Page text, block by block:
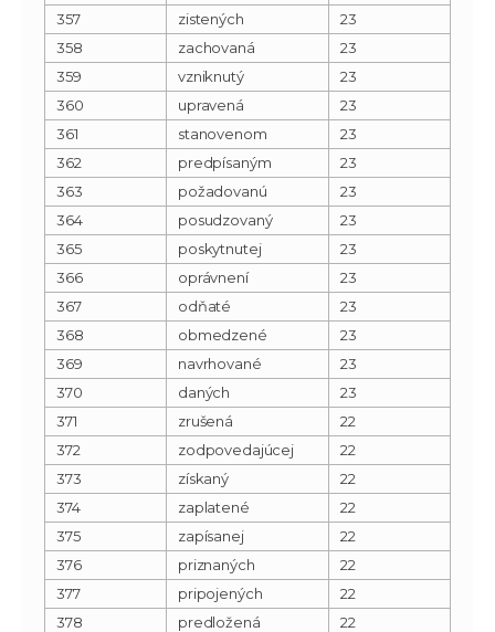
357
zistených
23
358
zachovaná
23
359
vzniknutý
23
360
upravená
23
361
stanovenom
23
362
predpísaným
23
363
požadovanú
23
364
posudzovaný
23
365
poskytnutej
23
366
oprávnení
23
367
odňaté
23
368
obmedzené
23
369
navrhované
23
370
daných
23
371
zrušená
22
372
zodpovedajúcej
22
373
získaný
22
374
zaplatené
22
375
zapísanej
22
376
priznaných
22
377
pripojených
22
378
predložená
22